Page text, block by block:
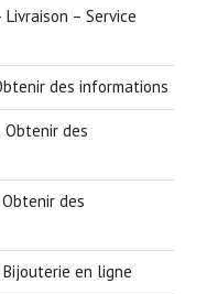
Livraison – Service
des informations
Obtenir des
Obtenir des
Bijouterie en ligne